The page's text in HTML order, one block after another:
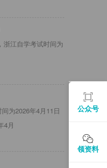
浙江自学考试时间为
为2026年4月11日
4月
公众号
领资料